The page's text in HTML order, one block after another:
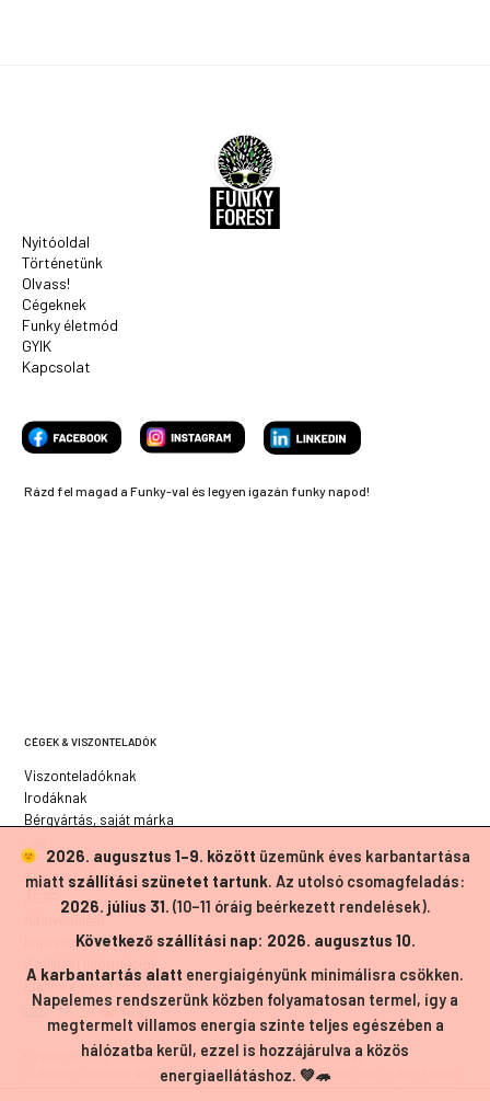
Nyitóoldal
Történetünk
Olvass!
Cégeknek
Funky életmód
GYIK
Kapcsolat
Rázd fel magad a Funky-val és legyen igazán funky napod!
CÉGEK & VISZONTELADÓK
Viszonteladóknak
Irodáknak
Bérgyártás, saját márka
Süti szabályzat
Impresszum
Szállítási információk
Elállás a szerződéstől
A ”FUNKY FOREST” A HÁZIKÓ FARM KFT. 018322762 ILLETVE 018322746
LAJSTROMSZÁMOKON NYILVÁNTARTOTT EURÓPAI UNIÓS VÉDJEGYE. THE ”FUNKY FOREST”
2026. augusztus 1–9. között üzemünk éves karbantartása
miatt szállítási szünetet tartunk. Az utolsó csomagfeladás:
2026. július 31. (10–11 óráig beérkezett rendelések).
Következő szállítási nap: 2026. augusztus 10.
A karbantartás alatt energiaigényünk minimálisra csökken.
Napelemes rendszerünk közben folyamatosan termel, így a
megtermelt villamos energia szinte teljes egészében a
hálózatba kerül, ezzel is hozzájárulva a közös
energiaellátáshoz. 💚🦔